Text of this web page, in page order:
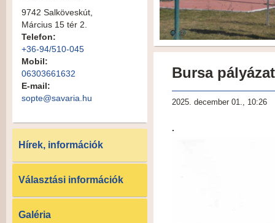
9742 Salköveskút,
Március 15 tér 2.
Telefon:
+36-94/510-045
Mobil:
06303661632
E-mail:
sopte@savaria.hu
Hírek, információk
Választási információk
Galéria
Bursa
2025. december 01., 10:26
.